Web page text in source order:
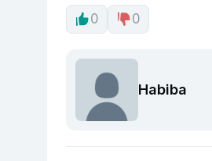
0 0
Habiba